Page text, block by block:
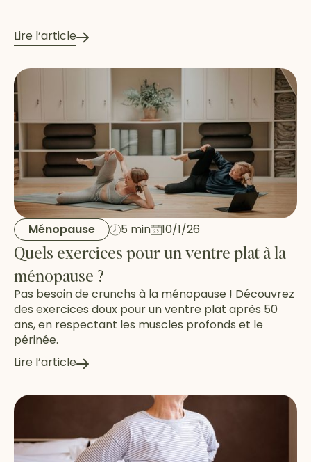
Lire l’article
Ménopause 5 min 10/1/26
Quels exercices pour un ventre plat à la
ménopause ?
Pas besoin de crunchs à la ménopause ! Découvrez
des exercices doux pour un ventre plat après 50
ans, en respectant les muscles profonds et le
périnée.
Lire l’article